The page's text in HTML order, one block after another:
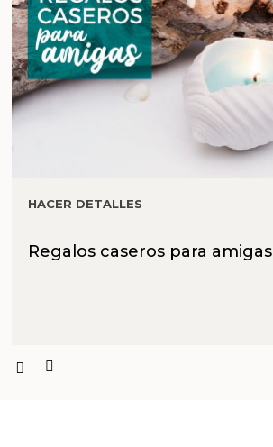
HACER DETALLES
Regalos caseros para amigas